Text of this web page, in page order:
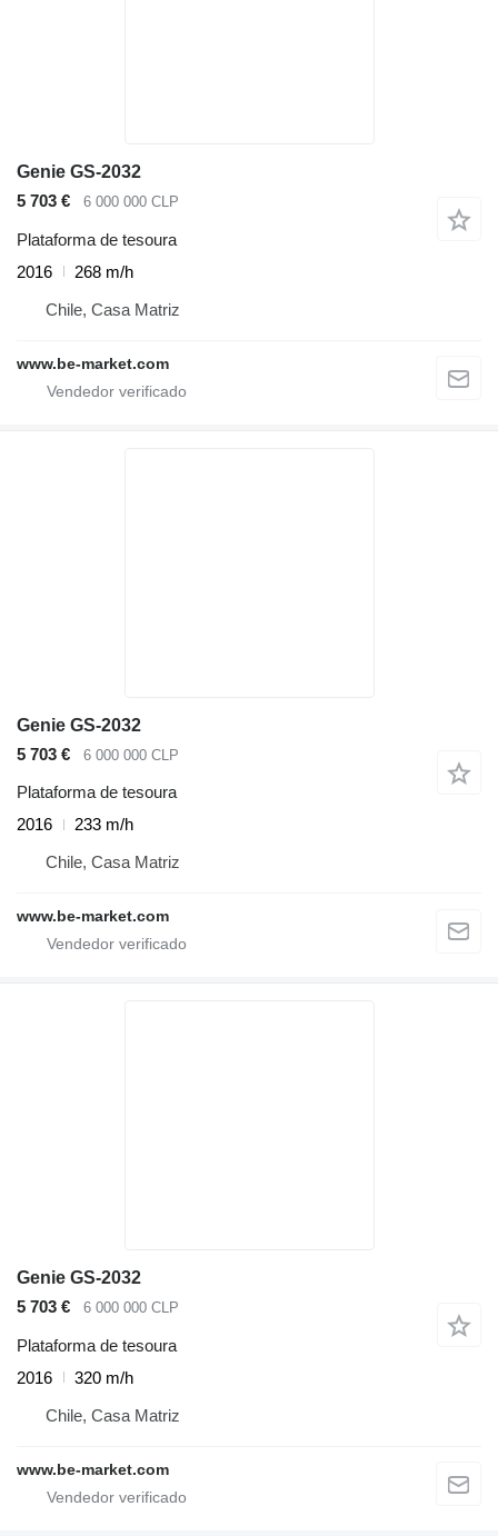
Genie GS-2032
5 703 €
6 000 000 CLP
Plataforma de tesoura
2016
268 m/h
Chile, Casa Matriz
www.be-market.com
Genie GS-2032
5 703 €
6 000 000 CLP
Plataforma de tesoura
2016
233 m/h
Chile, Casa Matriz
www.be-market.com
Genie GS-2032
5 703 €
6 000 000 CLP
Plataforma de tesoura
2016
320 m/h
Chile, Casa Matriz
www.be-market.com